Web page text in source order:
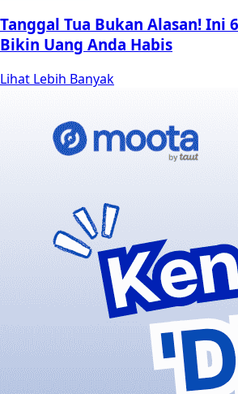
Tanggal Tua Bukan Alasan! Ini
Bikin Uang Anda Habis
Lihat Lebih Banyak